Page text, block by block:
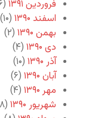
فروردین ۱۳۹۱
(۶)
اسفند ۱۳۹۰
(۱۰)
بهمن ۱۳۹۰
(۲)
دی ۱۳۹۰
(۴)
آذر ۱۳۹۰
(۱۰)
آبان ۱۳۹۰
(۶)
مهر ۱۳۹۰
(۴)
شهریور ۱۳۹۰
(۸)